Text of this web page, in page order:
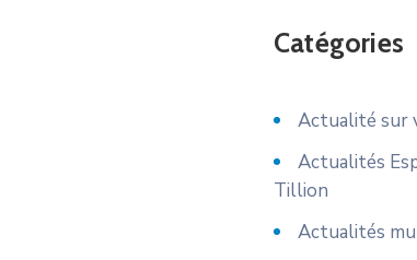
Catégories
Actualité sur
Actualités
Tillion
Actualités